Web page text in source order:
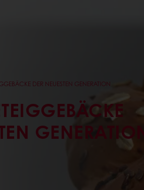
DER NEUESTEN GENERATION
D